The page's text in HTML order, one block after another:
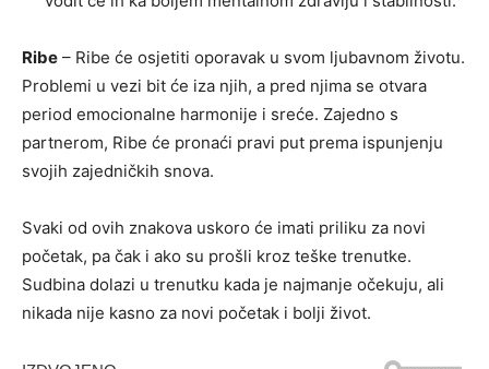
Ribe – Ribe će osjetiti oporavak u svom ljubavnom životu.
Problemi u vezi bit će iza njih, a pred njima se otvara
period emocionalne harmonije i sreće. Zajedno s
partnerom, Ribe će pronaći pravi put prema ispunjenju
svojih zajedničkih snova.
Svaki od ovih znakova uskoro će imati priliku za novi
početak, pa čak i ako su prošli kroz teške trenutke.
Sudbina dolazi u trenutku kada je najmanje očekuju, ali
nikada nije kasno za novi početak i bolji život.